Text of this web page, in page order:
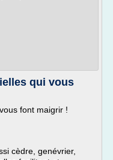
qui vous
font maigrir !
cèdre, genévrier,